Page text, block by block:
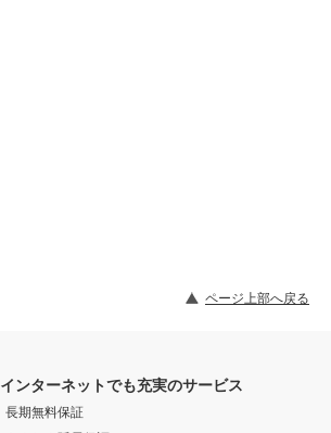
ページ上部へ戻る
インターネットでも充実のサービス
長期無料保証